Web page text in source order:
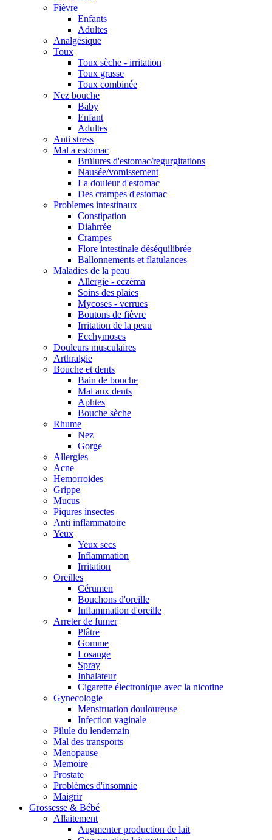
Fièvre
Enfants
Adultes
Analgésique
Toux
Toux sèche - irritation
Toux grasse
Toux combinée
Nez bouche
Baby
Enfant
Adultes
Anti stress
Mal a estomac
Brülures d'estomac/regurgitations
Nausée/vomissement
La douleur d'estomac
Des crampes d'estomac
Problemes intestinaux
Constipation
Diahrrée
Crampes
Flore intestinale déséquilibrée
Ballonnements et flatulances
Maladies de la peau
Allergie - eczéma
Soins des plaies
Mycoses - verrues
Boutons de fièvre
Irritation de la peau
Ecchymoses
Douleurs musculaires
Arthralgie
Bouche et dents
Bain de bouche
Mal aux dents
Aphtes
Bouche sèche
Rhume
Nez
Gorge
Allergies
Acne
Hemorroides
Grippe
Mucus
Piqures insectes
Anti inflammatoire
Yeux
Yeux secs
Inflammation
Irritation
Oreilles
Cérumen
Bouchons d'oreille
Inflammation d'oreille
Arreter de fumer
Plâtre
Gomme
Losange
Spray
Inhalateur
Cigarette électronique avec la nicotine
Gynecologie
Menstruation douloureuse
Infection vaginale
Pilule du lendemain
Mal des transports
Menopause
Memoire
Prostate
Problèmes d'insomnie
Maigrir
Grossesse & Bébé
Allaitement
Augmenter production de lait